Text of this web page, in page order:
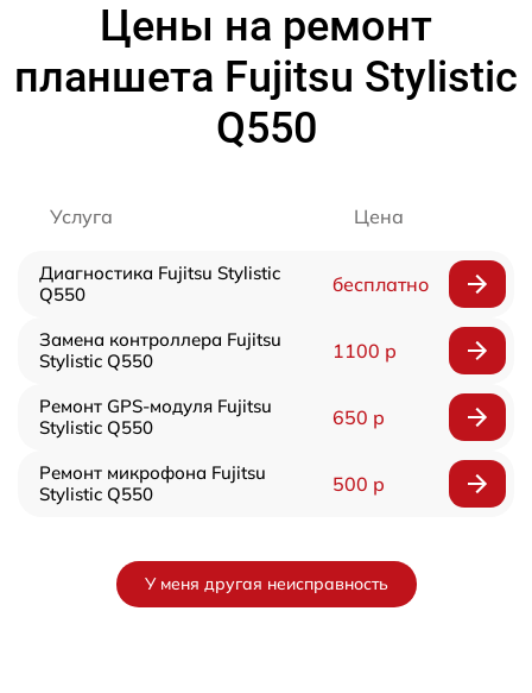
Цены на ремонт
планшета Fujitsu Stylistic
Q550
Услуга Цена
Диагностика Fujitsu Stylistic
Q550
бесплатно
Замена контроллера Fujitsu
Stylistic Q550
1100 р
Ремонт GPS-модуля Fujitsu
Stylistic Q550
650 р
Ремонт микрофона Fujitsu
Stylistic Q550
500 р
У меня другая неисправность